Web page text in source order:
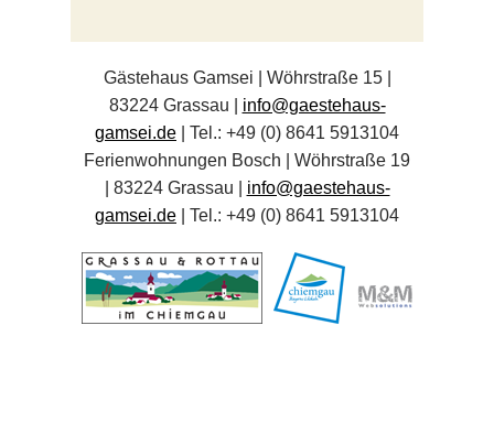
Gästehaus Gamsei | Wöhrstraße 15 |
83224 Grassau | info@gaestehaus-
gamsei.de | Tel.: +49 (0) 8641 5913104
Ferienwohnungen Bosch | Wöhrstraße 19
| 83224 Grassau | info@gaestehaus-
gamsei.de | Tel.: +49 (0) 8641 5913104